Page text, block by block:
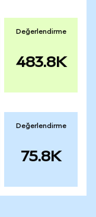
Değerlendirme
483.8K
Değerlendirme
75.8K